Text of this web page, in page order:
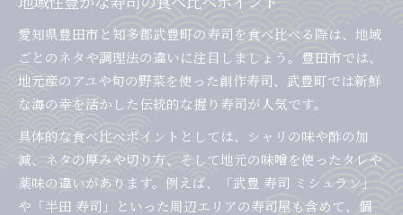
愛知県豊田市と知多郡武豊町の寿司を食べ比べる際は、地域
ごとのネタや調理法の違いに注目しましょう。豊田市では、
地元産のアユや旬の野菜を使った創作寿司、武豊町では新鮮
な海の幸を活かした伝統的な握り寿司が人気です。
具体的な食べ比べポイントとしては、シャリの味や酢の加
減、ネタの厚みや切り方、そして地元の味噌を使ったタレや
薬味の違いがあります。例えば、「武豊 寿司 ミシュラン」
や「半田 寿司」といった周辺エリアの寿司屋も含めて、個